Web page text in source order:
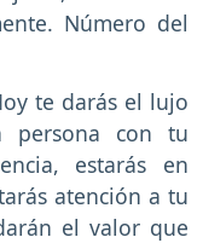
Número del
te darás el lujo
persona con tu
estarás en
atención a tu
el valor que